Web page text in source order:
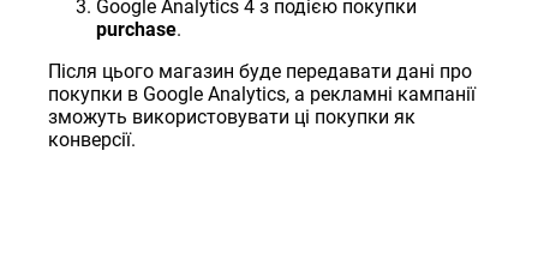
Google Analytics 4 з подією покупки
purchase.
Після цього магазин буде передавати дані про
покупки в Google Analytics, а рекламні кампанії
зможуть використовувати ці покупки як
конверсії.